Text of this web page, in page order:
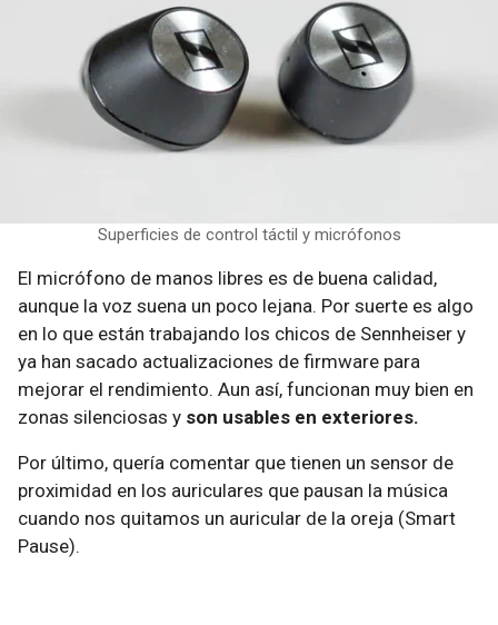
Superficies de control táctil y micrófonos
El micrófono de manos libres es de buena calidad,
aunque la voz suena un poco lejana. Por suerte es algo
en lo que están trabajando los chicos de Sennheiser y
ya han sacado actualizaciones de firmware para
mejorar el rendimiento. Aun así, funcionan muy bien en
zonas silenciosas y son usables en exteriores.
Por último, quería comentar que tienen un sensor de
proximidad en los auriculares que pausan la música
cuando nos quitamos un auricular de la oreja (Smart
Pause).